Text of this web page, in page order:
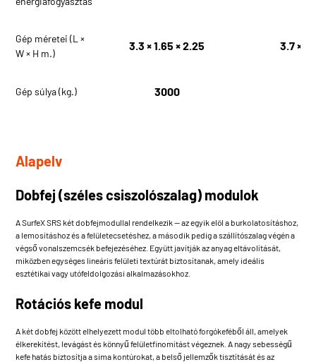
Gép méretei (L ×
W × H m.)
3.3 × 1.65 × 2.25 3.7 ×
Gép súlya (kg.) 3000
Alapelv
Dobfej (széles csiszolószalag) modulok
A SurfeX SRS két dobfejmodullal rendelkezik — az egyik elöl a burkolatosításhoz,
a lemosításhoz és a felületecsetéshez, a második pedig a szállítószalag végén a
végső vonalszemcsék befejezéséhez. Együtt javítják az anyag eltávolítását,
miközben egységes lineáris felületi textúrát biztosítanak, amely ideális
esztétikai vagy utófeldolgozási alkalmazásokhoz.
Rotációs kefe modul
A két dobfej között elhelyezett modul több eltolható forgókeféből áll, amelyek
élkerekítést, levágást és könnyű felületfinomítást végeznek. A nagy sebességű
kefe hatás biztosítja a sima kontúrokat, a belső jellemzők tisztítását és az